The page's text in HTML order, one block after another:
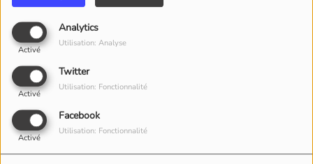
Analytics
Activé
Utilisation: Analyse
Twitter
Activé
Utilisation: Fonctionnalité
Facebook
Activé
Utilisation: Fonctionnalité